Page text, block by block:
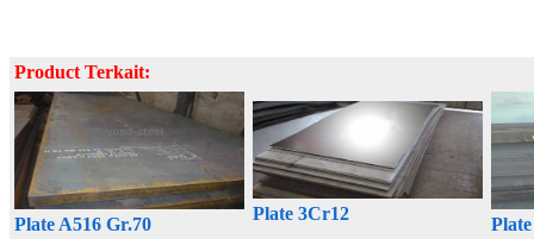
Product Terkait:
Plate A516 Gr.70
Plate 3Cr12